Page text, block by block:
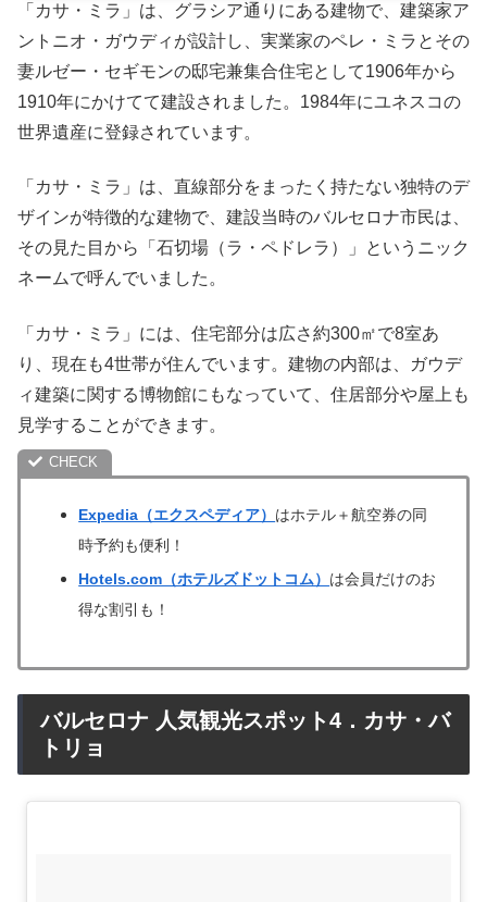
「カサ・ミラ」は、グラシア通りにある建物で、建築家ア
ントニオ・ガウディが設計し、実業家のペレ・ミラとその
妻ルゼー・セギモンの邸宅兼集合住宅として1906年から
1910年にかけてて建設されました。1984年にユネスコの
世界遺産に登録されています。
「カサ・ミラ」は、直線部分をまったく持たない独特のデ
ザインが特徴的な建物で、建設当時のバルセロナ市民は、
その見た目から「石切場（ラ・ペドレラ）」というニック
ネームで呼んでいました。
「カサ・ミラ」には、住宅部分は広さ約300㎡で8室あ
り、現在も4世帯が住んでいます。建物の内部は、ガウデ
ィ建築に関する博物館にもなっていて、住居部分や屋上も
見学することができます。
Expedia（エクスペディア） はホテル＋航空券の同
時予約も便利！
Hotels.com（ホテルズドットコム） は会員だけのお
得な割引も！
バルセロナ 人気観光スポット4．カサ・バ
トリョ